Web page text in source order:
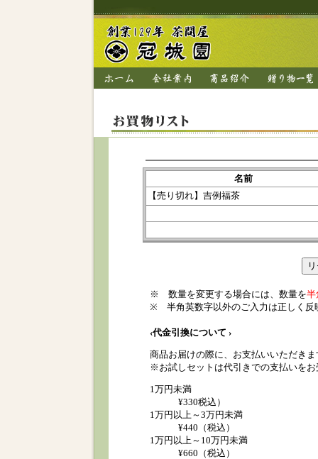
名前
【売り切れ】吉例福茶
※ 数量を変更する場合には、数量を半
※ 半角英数字以外のご入力は正しく反
‹代金引換について ›
商品お届けの際に、お支払いいただき
※お試しセットは代引きでの支払いを
1万円未満
¥330税込）
1万円以上～3万円未満
¥440（税込）
1万円以上～10万円未満
¥660（税込）